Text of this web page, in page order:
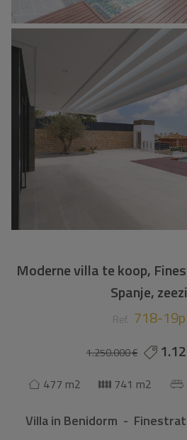
Moderne villa te koop,
Spanje,
Ref. 718-
1.250.000 €
477 m2 741 m2
Villain Benidorm - Finestrat